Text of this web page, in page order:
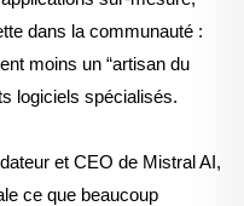
dans la communauté :
moins un “artisan du
logiciels spécialisés.
et CEO de Mistral AI,
ce que beaucoup